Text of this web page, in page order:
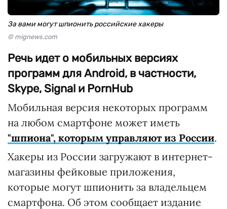
За вами могут шпионить российские хакеры
© mignews.com
Речь идет о мобильных версиях
программ для Android, в частности,
Skype, Signal и PornHub
Мобильная версия некоторых программ
на любом смартфоне может иметь
"шпиона", которым управляют из России.
Хакеры из России загружают в интернет-
магазины фейковые приложения,
которые могут шпионить за владельцем
смартфона. Об этом сообщает издание